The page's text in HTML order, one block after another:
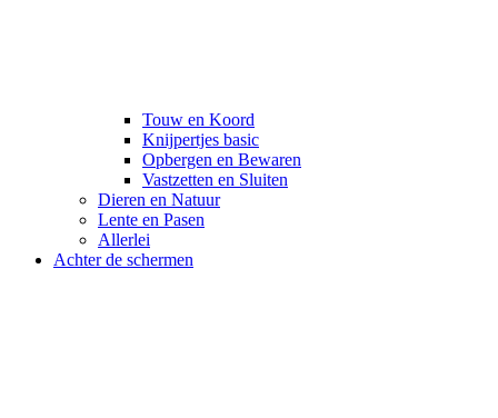
Touw en Koord
Knijpertjes basic
Opbergen en Bewaren
Vastzetten en Sluiten
Dieren en Natuur
Lente en Pasen
Allerlei
Achter de schermen